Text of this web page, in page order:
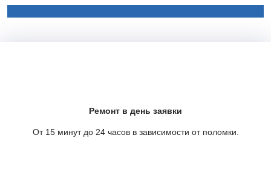
Ремонт в день заявки
От 15 минут до 24 часов в зависимости от поломки.